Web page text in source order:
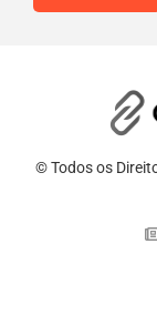
© Todos os